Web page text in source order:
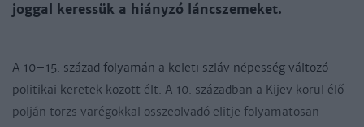
joggal keressük a hiányzó láncszemeket.
A 10–15. század folyamán a keleti szláv népesség változó
politikai keretek között élt. A 10. században a Kijev körül élő
polján törzs varégokkal összeolvadó elitje folyamatosan